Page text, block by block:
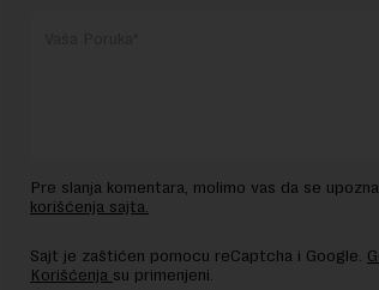
Pre slanja komentara, molimo vas da se
korišćenja sajta.
Sajt je zaštićen pomocu reCaptcha i Google.
Korišćenja su primenjeni.